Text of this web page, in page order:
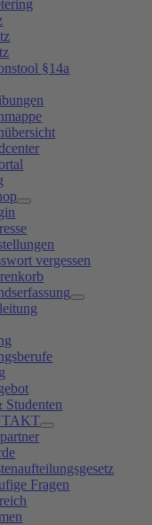
§14a
vergessen
Studenten
Fragen